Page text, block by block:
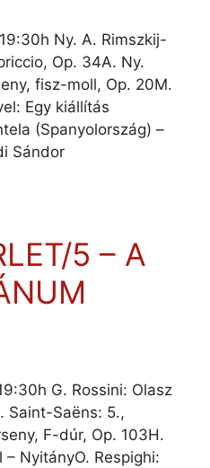
Ny. A. Rimszkij-
Op. 34A. Ny.
fisz-moll, Op. 20M.
Egy kiállítás
(Spanyolország) –
Sándor
5 – A
G. Rossini: Olasz
Saint-Saëns: 5.,
F-dúr, Op. 103H.
NyitányO. Respighi: